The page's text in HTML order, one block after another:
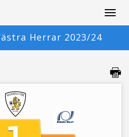
Herrar 2023/24